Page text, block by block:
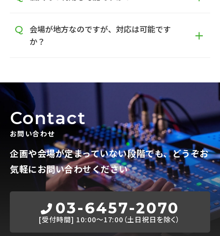
会場が地方なのですが、対応は可能です
か？
Contact
お問い合わせ
企画や会場が定まっていない段階でも、どうぞお
気軽にお問い合わせください
03-6457-2070
[受付時間] 10:00～17:00（土日祝日を除く）